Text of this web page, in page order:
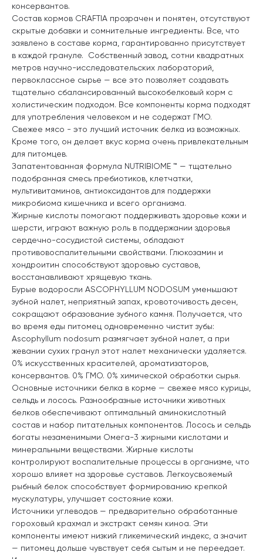
консервантов.
Состав кормов CRAFTIA прозрачен и понятен, отсутствуют
скрытые добавки и сомнительные ингредиенты. Все, что
заявлено в составе корма, гарантированно присутствует
в каждой грануле. Собственный завод, сотни квадратных
метров научно-исследовательских лабораторий,
первоклассное сырье — все это позволяет создавать
тщательно сбалансированный высокобелковый корм с
холистическим подходом. Все компоненты корма подходят
для употребления человеком и не содержат ГМО.
Свежее мясо - это лучший источник белка из возможных.
Кроме того, он делает вкус корма очень привлекательным
для питомцев.
Запатентованная формула NUTRIBIOME ™ — тщательно
подобранная смесь пребиотиков, клетчатки,
мультивитаминов, антиоксидантов для поддержки
микробиома кишечника и всего организма.
Жирные кислоты помогают поддерживать здоровье кожи и
шерсти, играют важную роль в поддержании здоровья
сердечно-сосудистой системы, обладают
противовоспалительными свойствами. Глюкозамин и
хондроитин способствуют здоровью суставов,
восстанавливают хрящевую ткань.
Бурые водоросли ASCOPHYLLUM NODOSUM уменьшают
зубной налет, неприятный запах, кровоточивость десен,
сокращают образование зубного камня. Получается, что
во время еды питомец одновременно чистит зубы:
Ascophyllum nodosum размягчает зубной налет, а при
жевании сухих гранул этот налет механически удаляется.
0% искусственных красителей, ароматизаторов,
консервантов. 0% ГМО. 0% химической обработки сырья.
Основные источники белка в корме — свежее мясо курицы,
сельдь и лосось. Разнообразные источники животных
белков обеспечивают оптимальный аминокислотный
состав и набор питательных компонентов. Лосось и сельдь
богаты незаменимыми Омега-3 жирными кислотами и
минеральными веществами. Жирные кислоты
контролируют воспалительные процессы в организме, что
хорошо влияет на здоровье суставов. Легкоусвояемый
рыбный белок способствует формированию крепкой
мускулатуры, улучшает состояние кожи.
Источники углеводов — предварительно обработанные
гороховый крахмал и экстракт семян киноа. Эти
компоненты имеют низкий гликемический индекс, а значит
— питомец дольше чувствует себя сытым и не переедает.